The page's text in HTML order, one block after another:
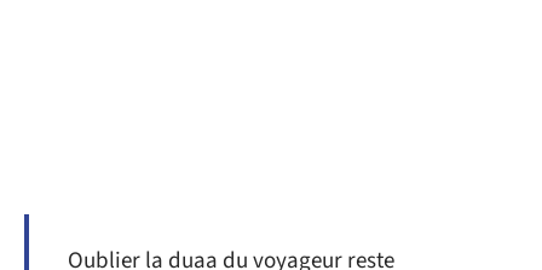
Oublier la duaa du voyageur reste